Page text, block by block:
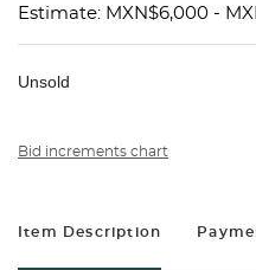
Estimate: MXN$6,000 -
Unsold
Bid increments chart
Item Description